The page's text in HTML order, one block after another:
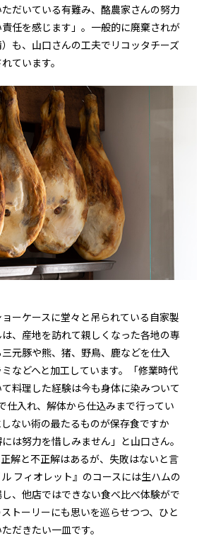
だいている有難み、酪農家さんの努力
任を感じます」。一般的に廃棄されが
も、山口さんの工夫でリコッタチーズ
ています。
ーケースに堂々と吊られている自家製
、産地を訪れて親しくなった各地の専
元豚や熊、猪、野鳥、鹿などを仕入
などへと加工しています。「修業時代
料理した経験は今も身体に染みついて
仕入れ、解体から仕込みまで行ってい
ない術の最たるものが保存食ですか
は努力を惜しみません」と山口さん。
解と不正解はあるが、失敗はないと言
フィオレット』のコースには生ハムの
、他店ではできない食べ比べ体験がで
トーリーにも思いを巡らせつつ、ひと
だきたい一皿です。